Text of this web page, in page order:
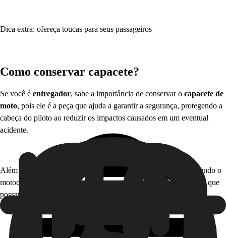
Dica extra: ofereça toucas para seus passageiros
Como conservar capacete?
Se você é entregador, sabe a importância de conservar o capacete de
moto, pois ele é a peça que ajuda a garantir a segurança, protegendo a
cabeça do piloto ao reduzir os impactos causados em um eventual
acidente.
Além disso, as viseiras do capacete ajudam no dia a dia, protegendo o
motociclista contra a poeira, chuva e até insetos e outros resíduos que
possam entrar e afetar a visão do piloto na hora em que estiver na
estrada.